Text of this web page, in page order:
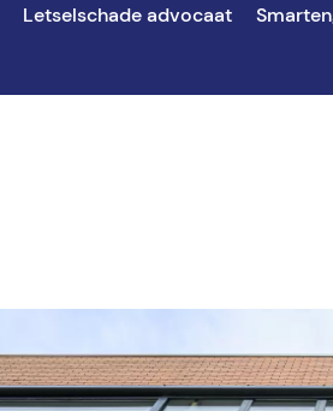
Letselschade advocaat